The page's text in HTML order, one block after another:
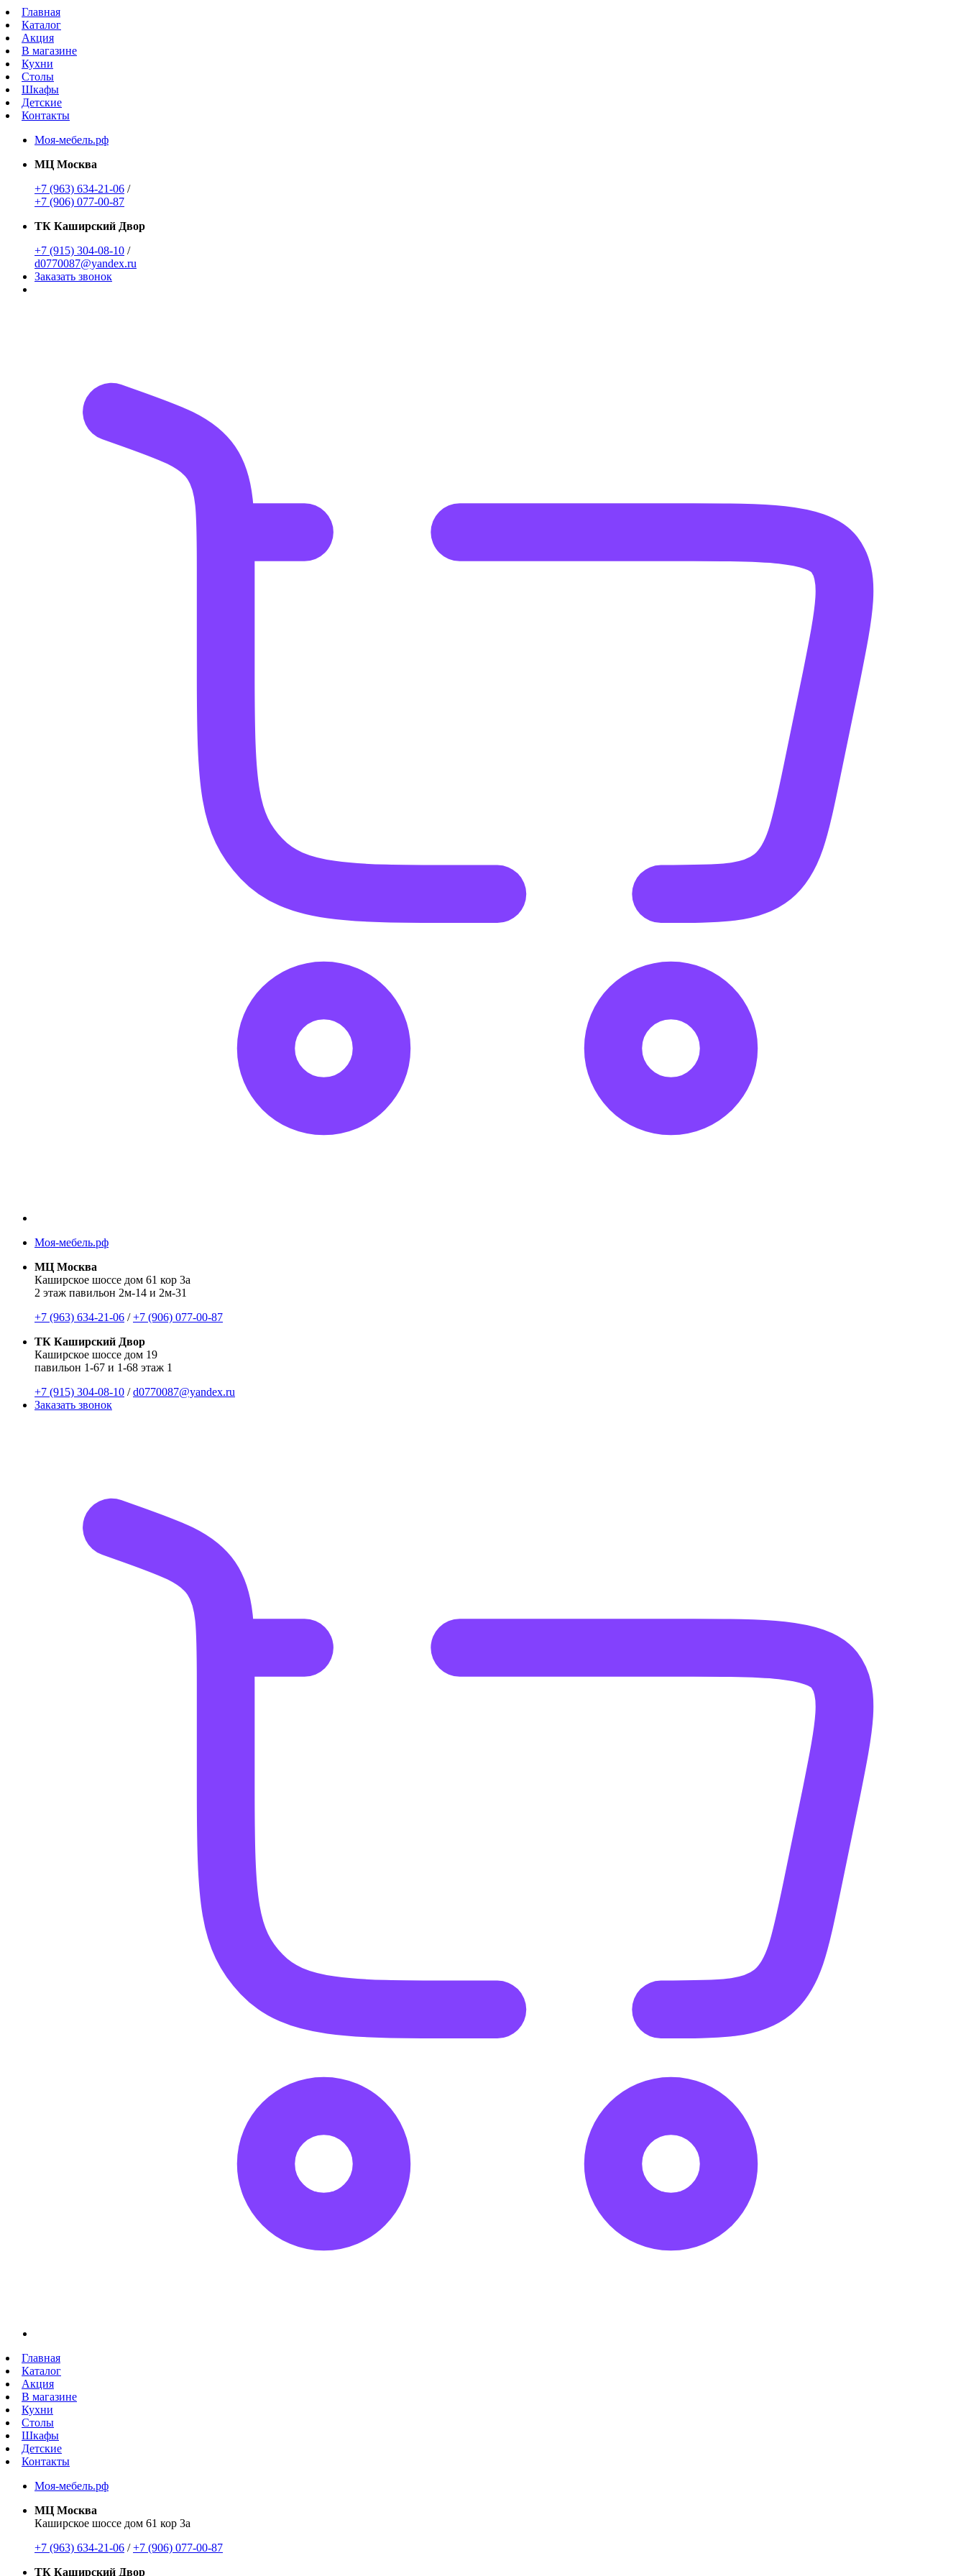
Главная
Каталог
Акция
В магазине
Кухни
Столы
Шкафы
Детские
Контакты
Моя-мебель.рф
МЦ Москва
+7 (963) 634-21-06 /
+7 (906) 077-00-87
ТК Каширский Двор
+7 (915) 304-08-10 /
d0770087@yandex.ru
Заказать звонок
Моя-мебель.рф
МЦ Москва
Каширское шоссе дом 61 кор 3а
2 этаж павильон 2м-14 и 2м-31
+7 (963) 634-21-06 /+7 (906) 077-00-87
ТК Каширский Двор
Каширское шоссе дом 19
павильон 1-67 и 1-68 этаж 1
+7 (915) 304-08-10 /d0770087@yandex.ru
Заказать звонок
Главная
Каталог
Акция
В магазине
Кухни
Столы
Шкафы
Детские
Контакты
Моя-мебель.рф
МЦ Москва
Каширское шоссе дом 61 кор 3а
+7 (963) 634-21-06 /+7 (906) 077-00-87
ТК Каширский Двор